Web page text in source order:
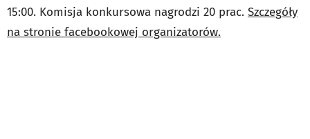
15:00. Komisja konkursowa nagrodzi 20 prac. Szczegóły
na stronie facebookowej organizatorów.